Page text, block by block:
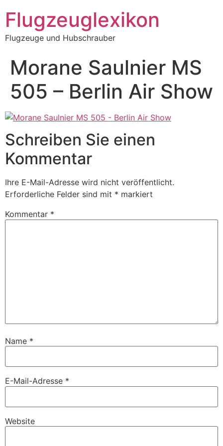
Inhalt
springen
Flugzeuglexikon
Flugzeuge und Hubschrauber
Morane Saulnier MS
505 – Berlin Air Show
Schreiben Sie einen
Kommentar
Ihre E-Mail-Adresse wird nicht veröffentlicht.
Erforderliche Felder sind mit * markiert
Kommentar *
Name *
E-Mail-Adresse *
Website